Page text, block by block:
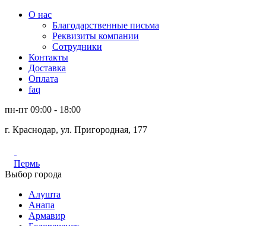
О нас
Благодарственные письма
Реквизиты компании
Сотрудники
Контакты
Доставка
Оплата
faq
пн-пт 09:00 - 18:00
г. Краснодар, ул. Пригородная, 177
Пермь
Выбор города
Алушта
Анапа
Армавир